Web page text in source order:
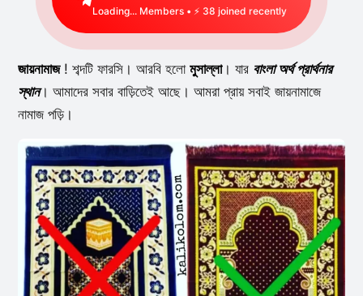
Loading... Members • ⚡ 32 joined recently
জায়নামাজ! শব্দটি ফারসি। আরবি হলো মুসাল্লা। যার বাংলা অর্থ প্রার্থনার
স্থান। আমাদের সবার বাড়িতেই আছে। আমরা প্রায় সবাই জায়নামাজে
নামাজ পড়ি।